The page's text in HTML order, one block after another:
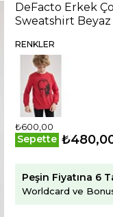
DeFacto Erkek
Sweatshirt Beyaz
RENKLER
₺600,00
Sepette
Peşin Fiyatına 6
Worldcard ve